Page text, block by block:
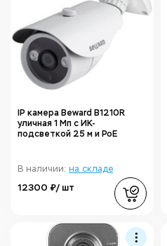
IP камера Beward B1210R
уличная 1 Мп с ИК-
подсветкой 25 м и PoE
В наличии: на складе
12300 ₽/ шт